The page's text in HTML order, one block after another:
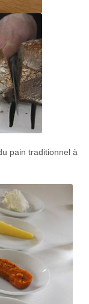
pain traditionnel à